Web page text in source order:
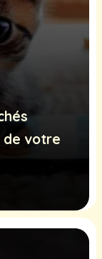
de votre